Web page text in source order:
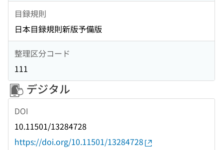
目録規則
日本目録規則新版予備版
整理区分コード
111
デジタル
DOI
10.11501/13284728
https://doi.org/10.11501/13284728